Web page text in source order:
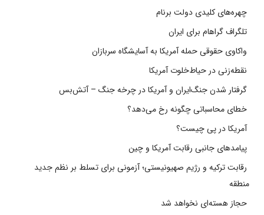
چهره‌های کلیدی دولت برنام
تلگراف گراهام برای ایران
واکاوی حقوقی حمله آمریکا به آسایشگاه سربازان
نقطه‌زنی در حیاط‌خلوت آمریکا
گرفتار شدن جنگ‌ایران و آمریکا در چرخه جنگ – آتش‌بس
خطای محاسباتی چگونه رخ می‌دهد؟
آمریکا در پی چیست؟
پیامدهای جانبی رقابت آمریکا و چین
رقابت ترکیه و رژیم صهیونیستی؛ آزمونی برای تسلط بر نظم جدید
منطقه
حجاز هسته‌ای نخواهد شد